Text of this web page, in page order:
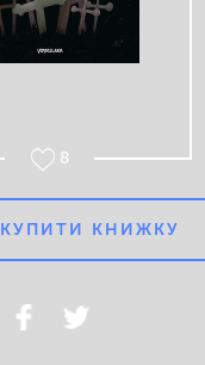
8
КУПИТИ КНИЖКУ